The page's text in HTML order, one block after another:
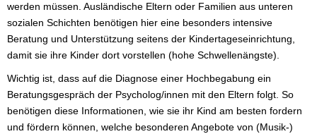
werden müssen. Ausländische Eltern oder Familien aus unteren
sozialen Schichten benötigen hier eine besonders intensive
Beratung und Unterstützung seitens der Kindertageseinrichtung,
damit sie ihre Kinder dort vorstellen (hohe Schwellenängste).
Wichtig ist, dass auf die Diagnose einer Hochbegabung ein
Beratungsgespräch der Psycholog/innen mit den Eltern folgt. So
benötigen diese Informationen, wie sie ihr Kind am besten fordern
und fördern können, welche besonderen Angebote von (Musik-)